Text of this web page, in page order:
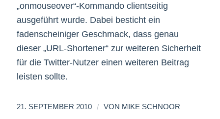
„onmouseover“-Kommando clientseitig
ausgeführt wurde. Dabei besticht ein
fadenscheiniger Geschmack, dass genau
dieser „URL-Shortener“ zur weiteren Sicherheit
für die Twitter-Nutzer einen weiteren Beitrag
leisten sollte.
21. SEPTEMBER 2010 / VON MIKE SCHNOOR